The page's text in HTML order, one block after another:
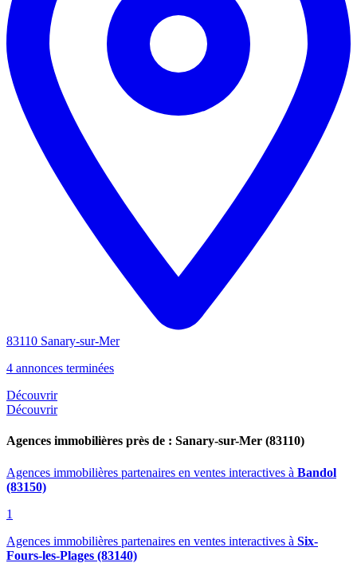
83110 Sanary-sur-Mer
4 annonces terminées
Découvrir
Découvrir
Agences immobilières près de : Sanary-sur-Mer (83110)
Agences immobilières partenaires en ventes interactives à Bandol
(83150)
1
Agences immobilières partenaires en ventes interactives à Six-
Fours-les-Plages (83140)